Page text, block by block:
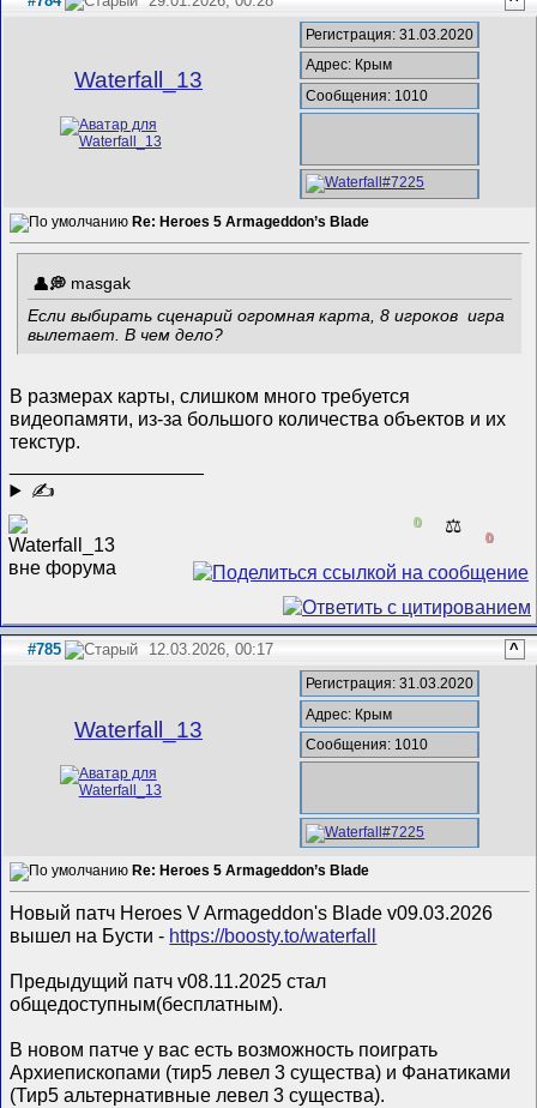
Waterfall_13
Регистрация: 31.03.2020
Адрес: Крым
Сообщения: 1010
Re: Heroes 5 Armageddon’s Blade
masgak
Если выбирать сценарий огромная карта, 8 игроков игра
вылетает. В чем дело?
В размерах карты, слишком много требуется
видеопамяти, из-за большого количества объектов и их
текстур.
✍
0 ⚖️
0
#785 12.03.2026, 00:17 ^
Waterfall_13
Регистрация: 31.03.2020
Адрес: Крым
Сообщения: 1010
Re: Heroes 5 Armageddon’s Blade
Новый патч Heroes V Armageddon's Blade v09.03.2026
вышел на Бусти - https://boosty.to/waterfall
Предыдущий патч v08.11.2025 стал
общедоступным(бесплатным).
В новом патче у вас есть возможность поиграть
Архиепископами (тир5 левел 3 существа) и Фанатиками
(Тир5 альтернативные левел 3 существа).